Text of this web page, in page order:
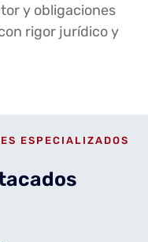
y obligaciones
rigor jurídico y
ESPECIALIZADOS